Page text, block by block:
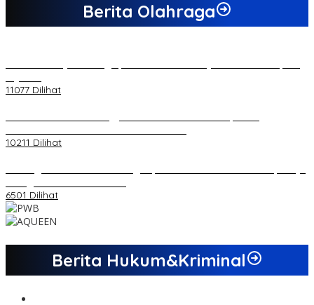
Berita Olahraga
11077 Dilihat
10211 Dilihat
6501 Dilihat
Berita Hukum&Kriminal